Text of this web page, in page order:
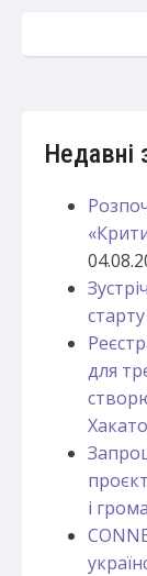
Недавні
для
і